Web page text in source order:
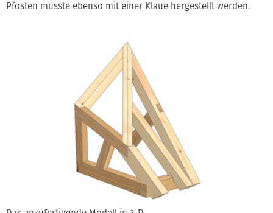
Pfosten musste ebenso mit einer Klaue hergestellt werden.